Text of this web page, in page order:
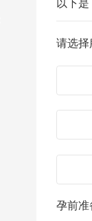
以下是
请选择
孕前准